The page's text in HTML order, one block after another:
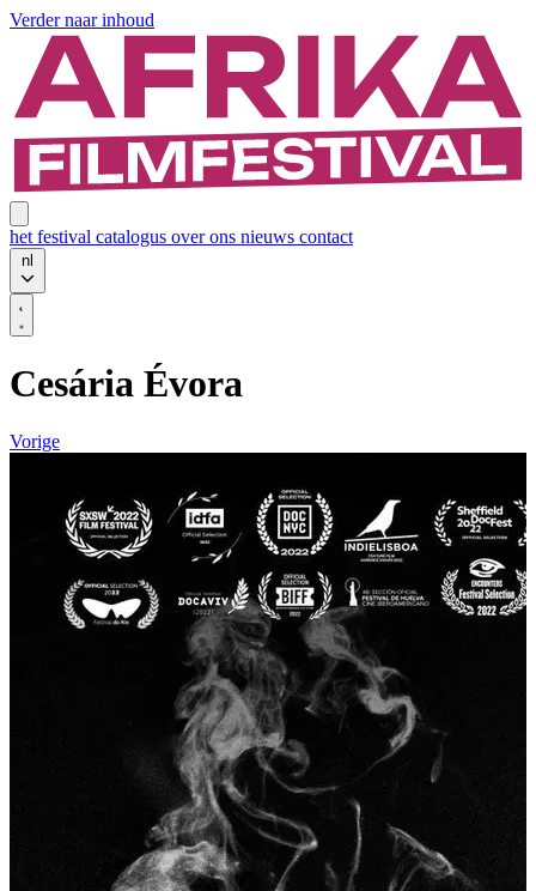
Verder naar inhoud
het festival catalogus over ons nieuws contact
nl
Cesária Évora
Vorige